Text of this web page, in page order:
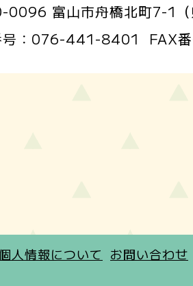
富山市舟橋北町7-1（
： 076-441-8401 FAX番
人情報について お問い合わせ